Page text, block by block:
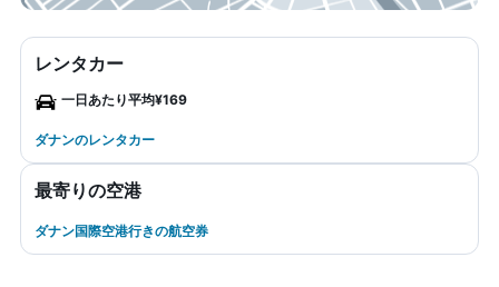
レンタカー
一日あたり平均¥169
ダナンのレンタカー
最寄りの空港
ダナン国際空港行きの航空券